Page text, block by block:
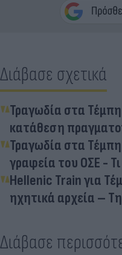
Διάβασε σχετικά
Τραγωδία στα
κατάθεση
Τραγωδία στα
γραφεία του ΟΣΕ -
Hellenic Train για
ηχητικά αρχεία –
Διάβασε